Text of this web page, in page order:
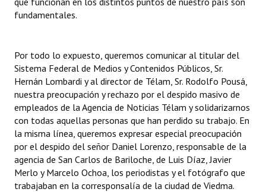
fundamentales.
Por todo lo expuesto, queremos comunicar al titular del
Sistema Federal de Medios y Contenidos Públicos, Sr.
Hernán Lombardi y al director de Télam, Sr. Rodolfo Pousá,
nuestra preocupación y rechazo por el despido masivo de
empleados de la Agencia de Noticias Télam y solidarizarnos
con todas aquellas personas que han perdido su trabajo. En
la misma línea, queremos expresar especial preocupación
por el despido del señor Daniel Lorenzo, responsable de la
agencia de San Carlos de Bariloche, de Luis Díaz, Javier
Merlo y Marcelo Ochoa, los periodistas y el fotógrafo que
trabajaban en la corresponsalía de la ciudad de Viedma.